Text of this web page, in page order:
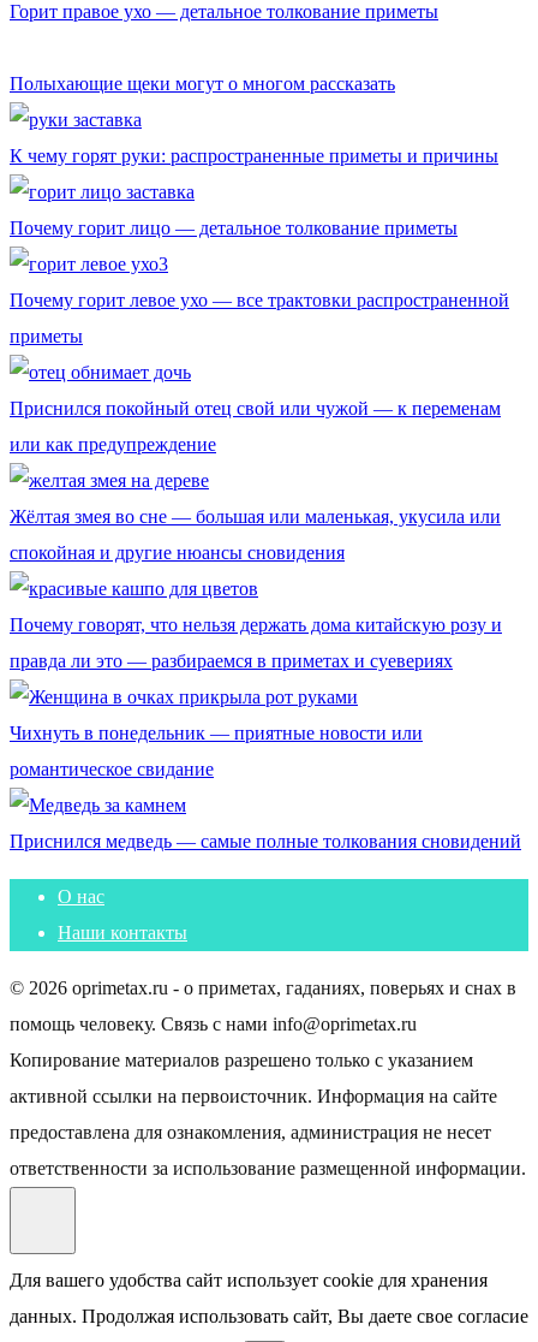
Горит правое ухо — детальное толкование приметы
Полыхающие щеки могут о многом рассказать
К чему горят руки: распространенные приметы и причины
Почему горит лицо — детальное толкование приметы
Почему горит левое ухо — все трактовки распространенной
приметы
Приснился покойный отец свой или чужой — к переменам
или как предупреждение
Жёлтая змея во сне — большая или маленькая, укусила или
спокойная и другие нюансы сновидения
Почему говорят, что нельзя держать дома китайскую розу и
правда ли это — разбираемся в приметах и суевериях
Чихнуть в понедельник — приятные новости или
романтическое свидание
Приснился медведь — самые полные толкования сновидений
О нас
Наши контакты
© 2026 oprimetax.ru - о приметах, гаданиях, поверьях и снах в
помощь человеку. Связь с нами info@oprimetax.ru
Копирование материалов разрешено только с указанием
активной ссылки на первоисточник. Информация на сайте
предоставлена для ознакомления, администрация не несет
ответственности за использование размещенной информации.
Для вашего удобства сайт использует cookie для хранения
данных. Продолжая использовать сайт, Вы даете свое согласие